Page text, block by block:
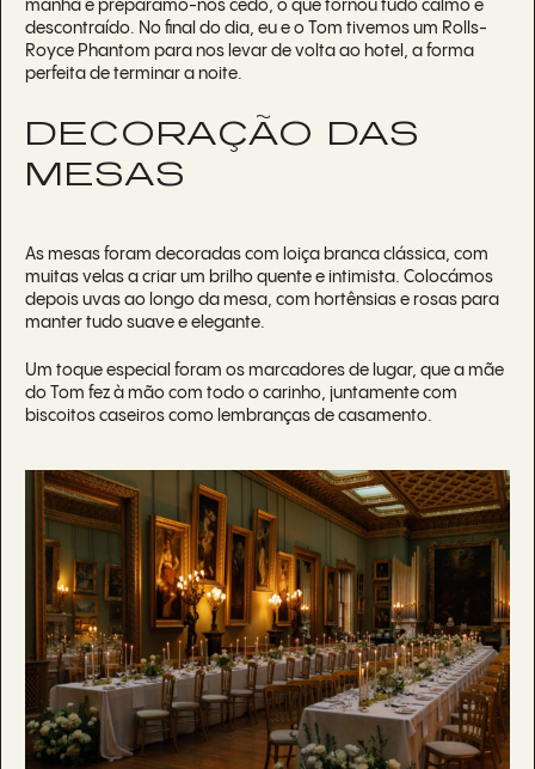
manhã e preparámo-nos cedo, o que tornou tudo calmo e
descontraído. No final do dia, eu e o Tom tivemos um Rolls-
Royce Phantom para nos levar de volta ao hotel, a forma
perfeita de terminar a noite.
DECORAÇÃO DAS
MESAS
As mesas foram decoradas com loiça branca clássica, com
muitas velas a criar um brilho quente e intimista. Colocámos
depois uvas ao longo da mesa, com hortênsias e rosas para
manter tudo suave e elegante.
Um toque especial foram os marcadores de lugar, que a mãe
do Tom fez à mão com todo o carinho, juntamente com
biscoitos caseiros como lembranças de casamento.